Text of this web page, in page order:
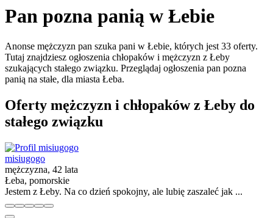
Pan pozna panią w Łebie
Anonse mężczyzn pan szuka pani w Łebie, których jest 33 oferty.
Tutaj znajdziesz ogłoszenia chłopaków i mężczyzn z Łeby
szukających stałego związku. Przeglądaj ogłoszenia pan pozna
panią na stałe, dla miasta Łeba.
Oferty mężczyzn i chłopaków z Łeby do
stałego związku
misiugogo
mężczyzna, 42 lata
Łeba, pomorskie
Jestem z Łeby. Na co dzień spokojny, ale lubię zaszaleć jak ...